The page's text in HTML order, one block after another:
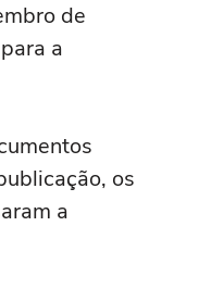
de
a
os
a